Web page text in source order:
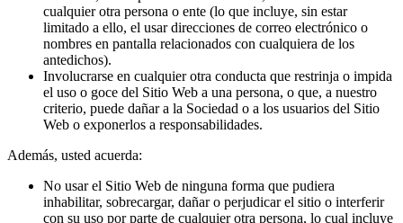
cualquier otra persona o ente (lo que incluye, sin estar
limitado a ello, el usar direcciones de correo electrónico o
nombres en pantalla relacionados con cualquiera de los
antedichos).
Involucrarse en cualquier otra conducta que restrinja o impida
el uso o goce del Sitio Web a una persona, o que, a nuestro
criterio, puede dañar a la Sociedad o a los usuarios del Sitio
Web o exponerlos a responsabilidades.
Además, usted acuerda:
No usar el Sitio Web de ninguna forma que pudiera
inhabilitar, sobrecargar, dañar o perjudicar el sitio o interferir
con su uso por parte de cualquier otra persona, lo cual incluye